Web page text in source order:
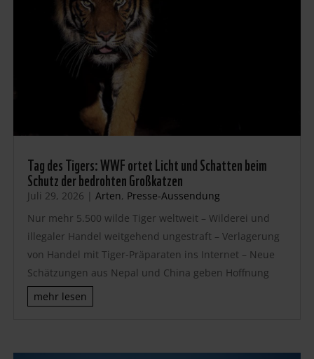
Tag des Tigers: WWF ortet Licht und Schatten beim
Schutz der bedrohten Großkatzen
Juli 29, 2026 | Arten, Presse-Aussendung
Nur mehr 5.500 wilde Tiger weltweit – Wilderei und
illegaler Handel weitgehend ungestraft – Verlagerung
von Handel mit Tiger-Präparaten ins Internet – Neue
Schätzungen aus Nepal und China geben Hoffnung
mehr lesen